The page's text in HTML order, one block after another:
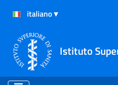
Istituto